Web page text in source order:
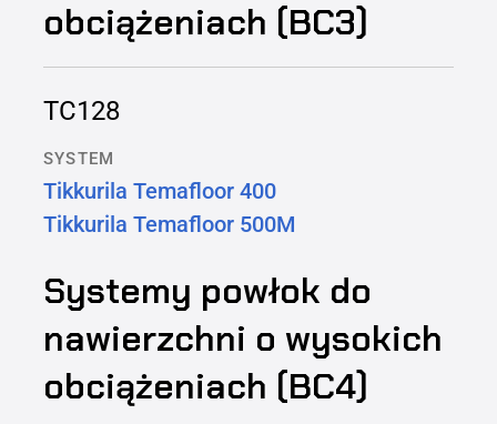
obciążeniach (BC3)
TC128
SYSTEM
Tikkurila Temafloor 400
Tikkurila Temafloor 500M
Systemy powłok do
nawierzchni o wysokich
obciążeniach (BC4)